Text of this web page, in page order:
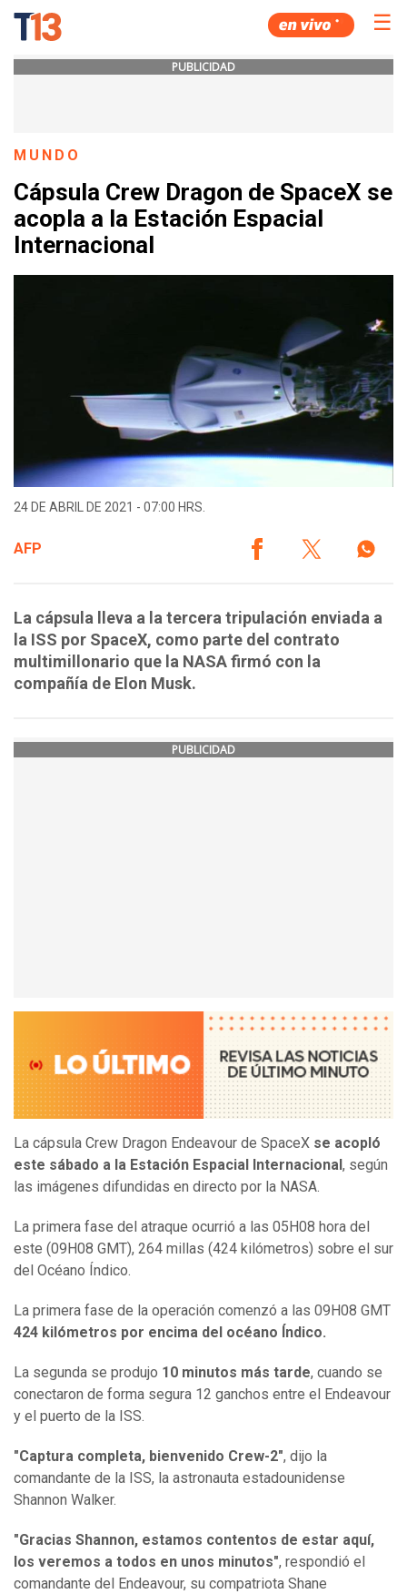
☰
PUBLICIDAD
MUNDO
Cápsula Crew Dragon de SpaceX se
acopla a la Estación Espacial
Internacional
24 DE ABRIL DE 2021 - 07:00 HRS.
AFP
La cápsula lleva a la tercera tripulación enviada a
la ISS por SpaceX, como parte del contrato
multimillonario que la NASA firmó con la
compañía de Elon Musk.
PUBLICIDAD
La cápsula Crew Dragon Endeavour de SpaceX se acopló
este sábado a la Estación Espacial Internacional , según
las imágenes difundidas en directo por la NASA.
La primera fase del atraque ocurrió a las 05H08 hora del
este (09H08 GMT), 264 millas (424 kilómetros) sobre el sur
del Océano Índico.
La primera fase de la operación comenzó a las 09H08 GMT
424 kilómetros por encima del océano Índico.
La segunda se produjo 10 minutos más tarde, cuando se
conectaron de forma segura 12 ganchos entre el Endeavour
y el puerto de la ISS.
"Captura completa, bienvenido Crew-2", dijo la
comandante de la ISS, la astronauta estadounidense
Shannon Walker.
"Gracias Shannon, estamos contentos de estar aquí,
los veremos a todos en unos minutos", respondió el
comandante del Endeavour, su compatriota Shane